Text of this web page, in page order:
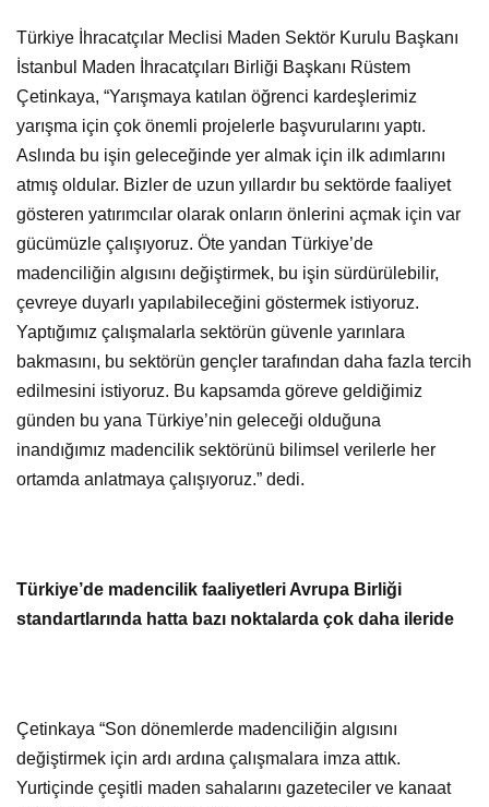
Türkiye İhracatçılar Meclisi Maden Sektör Kurulu Başkanı
İstanbul Maden İhracatçıları Birliği Başkanı Rüstem
Çetinkaya, “Yarışmaya katılan öğrenci kardeşlerimiz
yarışma için çok önemli projelerle başvurularını yaptı.
Aslında bu işin geleceğinde yer almak için ilk adımlarını
atmış oldular. Bizler de uzun yıllardır bu sektörde faaliyet
gösteren yatırımcılar olarak onların önlerini açmak için var
gücümüzle çalışıyoruz. Öte yandan Türkiye’de
madenciliğin algısını değiştirmek, bu işin sürdürülebilir,
çevreye duyarlı yapılabileceğini göstermek istiyoruz.
Yaptığımız çalışmalarla sektörün güvenle yarınlara
bakmasını, bu sektörün gençler tarafından daha fazla tercih
edilmesini istiyoruz. Bu kapsamda göreve geldiğimiz
günden bu yana Türkiye’nin geleceği olduğuna
inandığımız madencilik sektörünü bilimsel verilerle her
ortamda anlatmaya çalışıyoruz.” dedi.
Türkiye’de madencilik faaliyetleri Avrupa Birliği
standartlarında hatta bazı noktalarda çok daha ileride
Çetinkaya “Son dönemlerde madenciliğin algısını
değiştirmek için ardı ardına çalışmalara imza attık.
Yurtiçinde çeşitli maden sahalarını gazeteciler ve kanaat